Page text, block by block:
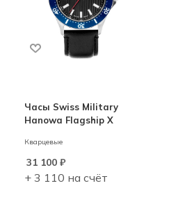
Часы Swiss Military
Hanowa Flagship X
Кварцевые
31 100 ₽
+ 3 110 на счёт